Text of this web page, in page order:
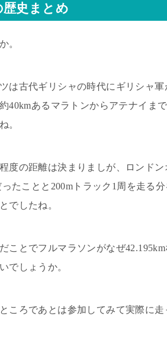
史まとめ
。
は古代ギリシャの時代にギリシャ
40kmあるマラトンからアテナイま
。
度の距離は決まりましが、ロンド
ったことと 200m トラック 1 周を走る
でしたね。
ことでフルマラソンがなぜ42.195km
でしょうか。
ころであとは参加してみて実際に